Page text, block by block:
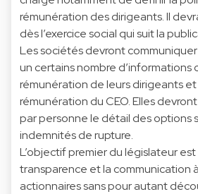
rémunération des dirigeants. Il
dès l’exercice social qui suit la
Les sociétés devront
un certains nombre d’informations
rémunération de leurs dirigeants
rémunération du CEO. Elles
par personne le détail des options
indemnités de rupture.
L’objectif premier du législateur
transparence et la communication
actionnaires sans pour autant